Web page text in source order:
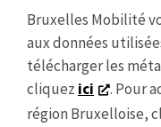
Bruxelles Mobilité
aux données
télécharger les
cliquez ici
. Pour
région Bruxelloise,